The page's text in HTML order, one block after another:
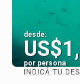
desde:
por persona
INDICÁ TU